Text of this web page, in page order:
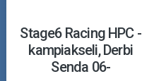
Stage6 Racing HPC -
kampiakseli, Derbi
Senda 06-